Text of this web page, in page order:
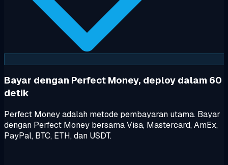
Bayar dengan Perfect Money, deploy dalam 60
detik
Perfect Money adalah metode pembayaran utama. Bayar
dengan Perfect Money bersama Visa, Mastercard, AmEx,
PayPal, BTC, ETH, dan USDT.